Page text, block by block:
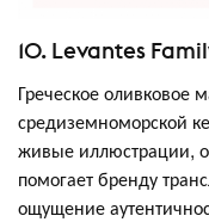
10. Levantes
Греческое оливковое
средиземноморской
живые иллюстрации,
помогает бренду
ощущение